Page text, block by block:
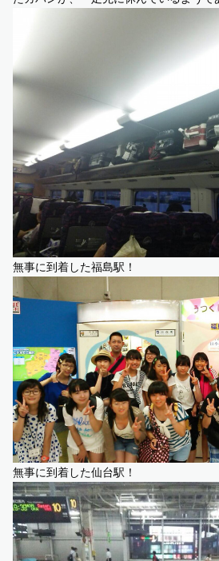
無事に到着した福島駅！
無事に到着した仙台駅！